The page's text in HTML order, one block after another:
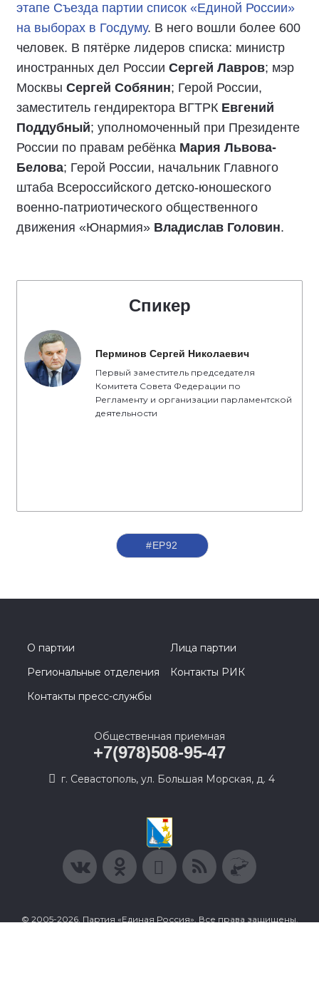
этапе Съезда партии список «Единой России»
на выборах в Госдуму. В него вошли более 600
человек. В пятёрке лидеров списка: министр
иностранных дел России Сергей Лавров; мэр
Москвы Сергей Собянин; Герой России,
заместитель гендиректора ВГТРК Евгений
Поддубный; уполномоченный при Президенте
России по правам ребёнка Мария Львова-
Белова; Герой России, начальник Главного
штаба Всероссийского детско-юношеского
военно-патриотического общественного
движения «Юнармия» Владислав Головин.
Спикер
Перминов Сергей Николаевич
Первый заместитель председателя
Комитета Совета Федерации по
Регламенту и организации парламентской
деятельности
#ЕР92
О партии
Лица партии
Региональные отделения
Контакты РИК
Контакты пресс-службы
Общественная приемная
+7(978)508-95-47
г. Севастополь, ул. Большая Морская, д. 4
© 2005-2026, Партия «Единая Россия». Все права защищены.